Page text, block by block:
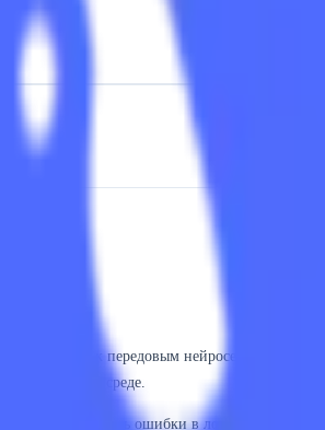
доступ к передовым нейросетям от
в рабочей среде.
и анализировать ошибки в логах. По